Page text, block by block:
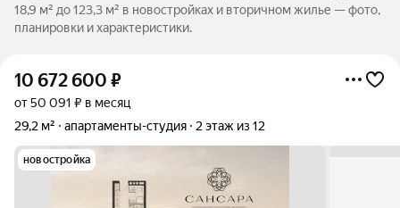
18,9 м² до 123,3 м² в новостройках и вторичном жилье — фото,
планировки и характеристики.
10 672 600 ₽
от 50 091 ₽ в месяц
29,2 м²
апартаменты-студия 2 этаж из 12
новостройка